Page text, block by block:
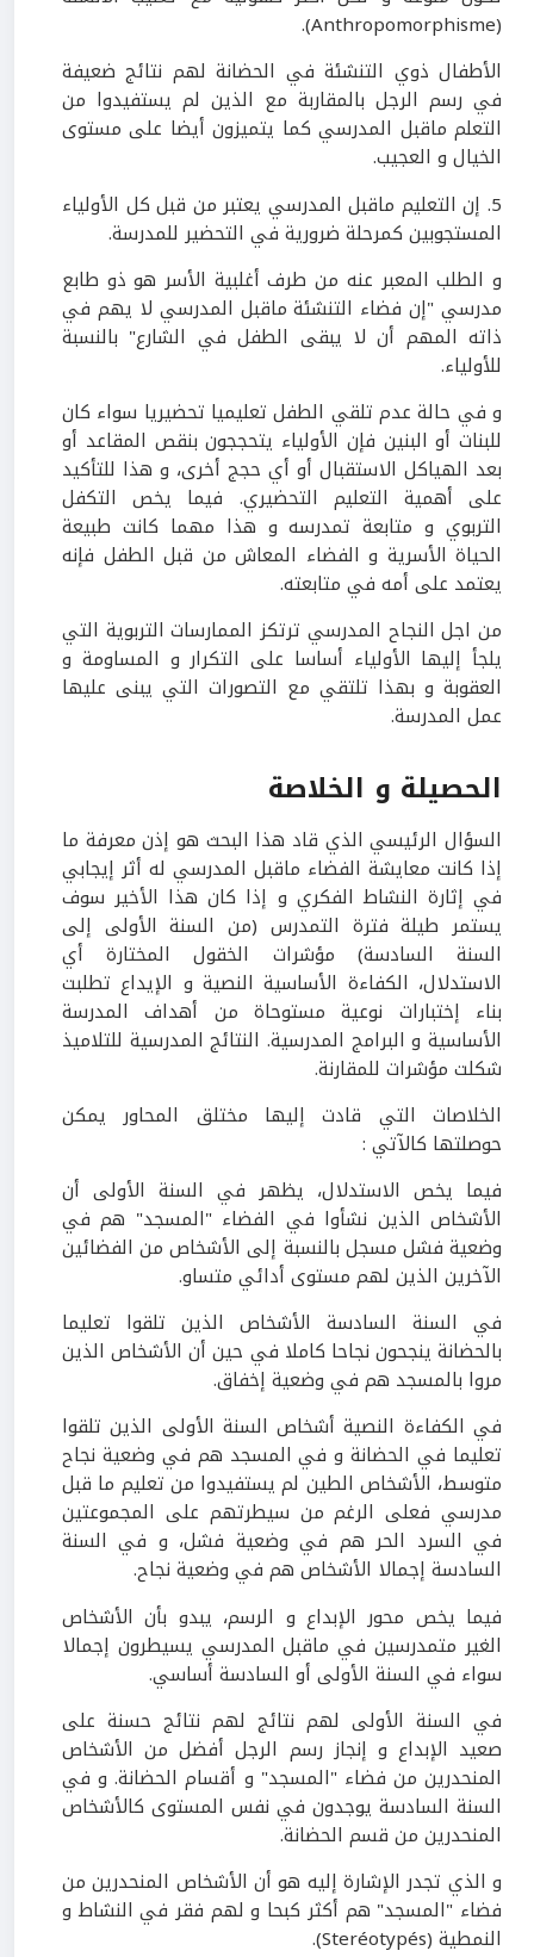
(Anthropomorphisme).
الأطفال ذوي التنشئة في الحضانة لهم نتائج ضعيفة
في رسم الرجل بالمقاربة مع الذين لم يستفيدوا من
التعلم ماقبل المدرسي كما يتميزون أيضا على مستوى
الخيال و العجيب.
5. إن التعليم ماقبل المدرسي يعتبر من قبل كل الأولياء
المستجوبين كمرحلة ضرورية في التحضير للمدرسة.
و الطلب المعبر عنه من طرف أغلبية الأسر هو ذو طابع
مدرسي "إن فضاء التنشئة ماقبل المدرسي لا يهم في
ذاته المهم أن لا يبقى الطفل في الشارع" بالنسبة
للأولياء.
و في حالة عدم تلقي الطفل تعليميا تحضيريا سواء كان
للبنات أو البنين فإن الأولياء يتحججون بنقص المقاعد أو
بعد الهياكل الاستقبال أو أي حجج أخرى، و هذا للتأكيد
على أهمية التعليم التحضيري. فيما يخص التكفل
التربوي و متابعة تمدرسه و هذا مهما كانت طبيعة
الحياة الأسرية و الفضاء المعاش من قبل الطفل فإنه
يعتمد على أمه في متابعته.
من اجل النجاح المدرسي ترتكز الممارسات التربوية التي
يلجأ إليها الأولياء أساسا على التكرار و المساومة و
العقوبة و بهذا تلتقي مع التصورات التي يبنى عليها
عمل المدرسة.
الحصيلة و الخلاصة
السؤال الرئيسي الذي قاد هذا البحث هو إذن معرفة ما
إذا كانت معايشة الفضاء ماقبل المدرسي له أثر إيجابي
في إثارة النشاط الفكري و إذا كان هذا الأخير سوف
يستمر طيلة فترة التمدرس (من السنة الأولى إلى
السنة السادسة) مؤشرات الخقول المختارة أي
الاستدلال، الكفاءة الأساسية النصية و الإيداع تطلبت
بناء إختبارات نوعية مستوحاة من أهداف المدرسة
الأساسية و البرامج المدرسية. النتائج المدرسية للتلاميذ
شكلت مؤشرات للمقارنة.
الخلاصات التي قادت إليها مختلق المحاور يمكن
حوصلتها كالآتي :
فيما يخص الاستدلال، يظهر في السنة الأولى أن
الأشخاص الذين نشأوا في الفضاء "المسجد" هم في
وضعية فشل مسجل بالنسبة إلى الأشخاص من الفضائين
الآخرين الذين لهم مستوى أدائي متساو.
في السنة السادسة الأشخاص الذين تلقوا تعليما
بالحضانة ينجحون نجاحا كاملا في حين أن الأشخاص الذين
مروا بالمسجد هم في وضعية إخفاق.
في الكفاءة النصية أشخاص السنة الأولى الذين تلقوا
تعليما في الحضانة و في المسجد هم في وضعية نجاح
متوسط، الأشخاص الطين لم يستفيدوا من تعليم ما قبل
مدرسي فعلى الرغم من سيطرتهم على المجموعتين
في السرد الحر هم في وضعية فشل، و في السنة
السادسة إجمالا الأشخاص هم في وضعية نجاح.
فيما يخص محور الإبداع و الرسم، يبدو بأن الأشخاص
الغير متمدرسين في ماقبل المدرسي يسيطرون إجمالا
سواء في السنة الأولى أو السادسة أساسي.
في السنة الأولى لهم نتائج لهم نتائج حسنة على
صعيد الإبداع و إنجاز رسم الرجل أفضل من الأشخاص
المنحدرين من فضاء "المسجد" و أقسام الحضانة. و في
السنة السادسة يوجدون في نفس المستوى كالأشخاص
المنحدرين من قسم الحضانة.
و الذي تجدر الإشارة إليه هو أن الأشخاص المنحدرين من
فضاء "المسجد" هم أكثر كبحا و لهم فقر في النشاط و
النمطية (Steréotypés).